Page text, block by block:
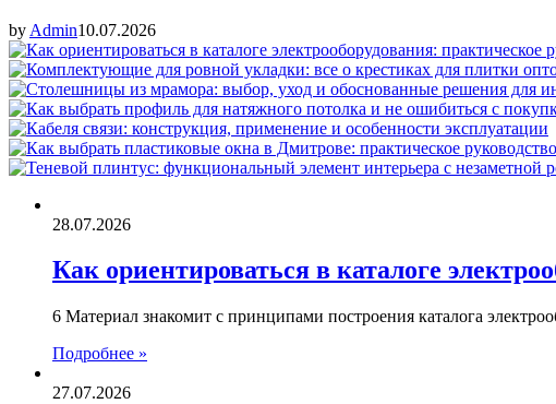
by Admin10.07.2026
28.07.2026
Как ориентироваться в каталоге
6 Материал знакомит с принципами построения каталога
Подробнее »
27.07.2026